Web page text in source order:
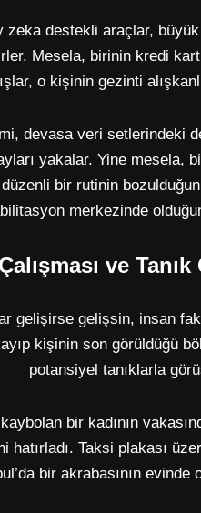
zeka destekli araçlar,
Mesela, birinin kredi
o kişinin gezinti
devasa veri setlerindeki
yakalar. Yine mesela,
bir rutinin
merkezinde
ve
gelişirse gelişsin, insan
kişinin son görüldüğü
potansiyel tanıklarla
bir kadının
hatırladı. Taksi plakası
bir akrabasının evinde